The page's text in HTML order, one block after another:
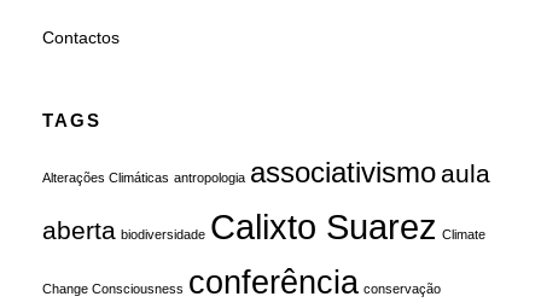
Contactos
TAGS
Alterações Climáticas antropologia associativismo aula
aberta biodiversidade Calixto Suarez Climate
Change Consciousness conferência conservação